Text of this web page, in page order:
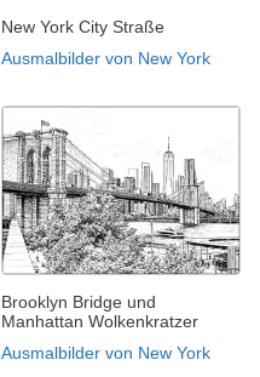
New York City Straße
Ausmalbilder von New York
Brooklyn Bridge und
Manhattan Wolkenkratzer
Ausmalbilder von New York